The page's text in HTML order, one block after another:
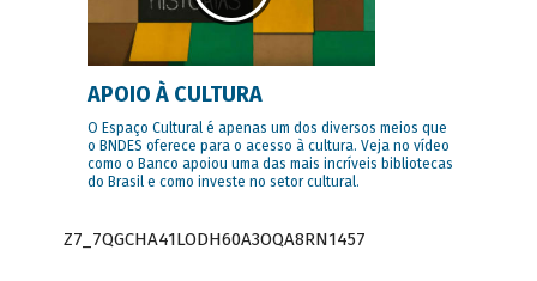
APOIO À CULTURA
O Espaço Cultural é apenas um dos diversos meios que
o BNDES oferece para o acesso à cultura. Veja no vídeo
como o Banco apoiou uma das mais incríveis bibliotecas
do Brasil e como investe no setor cultural.
Z7_7QGCHA41LODH60A3OQA8RN1457